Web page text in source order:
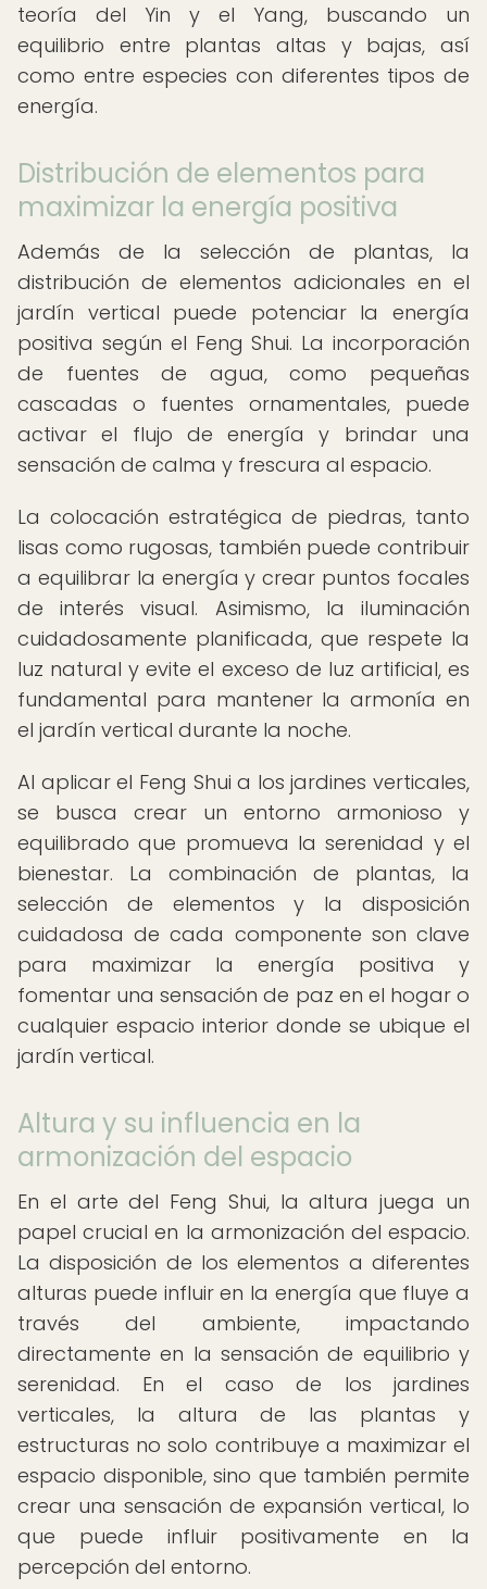
teoría del Yin y el Yang, buscando un
equilibrio entre plantas altas y bajas, así
como entre especies con diferentes tipos de
energía.
Distribución de elementos para
maximizar la energía positiva
Además de la selección de plantas, la
distribución de elementos adicionales en el
jardín vertical puede potenciar la energía
positiva según el Feng Shui. La incorporación
de fuentes de agua, como pequeñas
cascadas o fuentes ornamentales, puede
activar el flujo de energía y brindar una
sensación de calma y frescura al espacio.
La colocación estratégica de piedras, tanto
lisas como rugosas, también puede contribuir
a equilibrar la energía y crear puntos focales
de interés visual. Asimismo, la iluminación
cuidadosamente planificada, que respete la
luz natural y evite el exceso de luz artificial, es
fundamental para mantener la armonía en
el jardín vertical durante la noche.
Al aplicar el Feng Shui a los jardines verticales,
se busca crear un entorno armonioso y
equilibrado que promueva la serenidad y el
bienestar. La combinación de plantas, la
selección de elementos y la disposición
cuidadosa de cada componente son clave
para maximizar la energía positiva y
fomentar una sensación de paz en el hogar o
cualquier espacio interior donde se ubique el
jardín vertical.
Altura y su influencia en la
armonización del espacio
En el arte del Feng Shui, la altura juega un
papel crucial en la armonización del espacio.
La disposición de los elementos a diferentes
alturas puede influir en la energía que fluye a
través del ambiente, impactando
directamente en la sensación de equilibrio y
serenidad. En el caso de los jardines
verticales, la altura de las plantas y
estructuras no solo contribuye a maximizar el
espacio disponible, sino que también permite
crear una sensación de expansión vertical, lo
que puede influir positivamente en la
percepción del entorno.